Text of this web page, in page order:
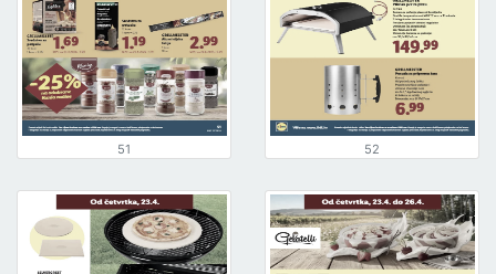
51 52